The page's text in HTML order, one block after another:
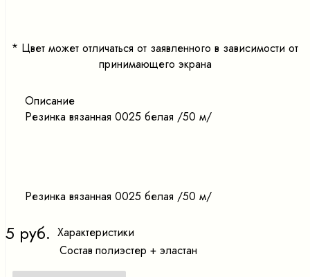
* Цвет может отличаться от заявленного в зависимости от
принимающего экрана
Описание
Резинка вязанная 0025 белая /50 м/
Резинка вязанная 0025 белая /50 м/
5 руб. Характеристики
Состав полиэстер + эластан